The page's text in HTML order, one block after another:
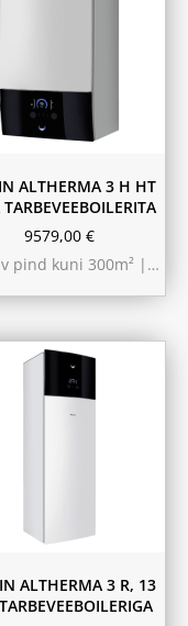
kW 260m²
kW 220m²
ALTHERMA 3 H HT
9579,00 €
pind kuni 300m² |…
230L
ALTHERMA 3 R, 13